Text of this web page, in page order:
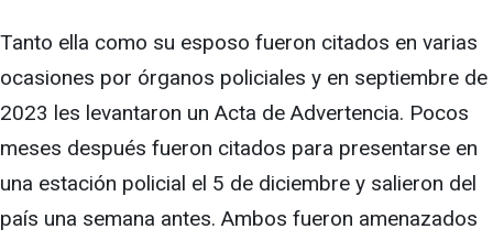
Tanto ella como su esposo fueron citados en varias
ocasiones por órganos policiales y en septiembre de
2023 les levantaron un Acta de Advertencia. Pocos
meses después fueron citados para presentarse en
una estación policial el 5 de diciembre y salieron del
país una semana antes. Ambos fueron amenazados